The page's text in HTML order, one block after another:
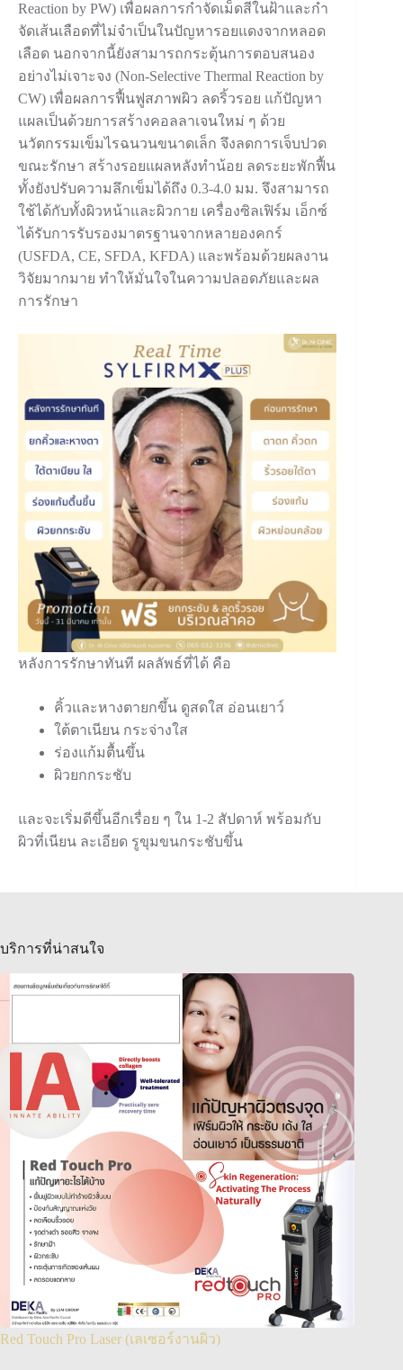
Reaction by PW) เพื่อผลการกําจัดเม็ดสีในฝ้าและกํา
จัดเส้นเลือดที่ไม่จําเป็นในปัญหารอยแดงจากหลอด
เลือด นอกจากนี้ยังสามารถกระตุ้นการตอบสนอง
อย่างไม่เจาะจง (Non-Selective Thermal Reaction by
CW) เพื่อผลการฟื้นฟูสภาพผิว ลดริ้วรอย แก้ปัญหา
แผลเป็นด้วยการสร้างคอลลาเจนใหม่ ๆ ด้วย
นวัตกรรมเข็มไรฉนวนขนาดเล็ก จึงลดการเจ็บปวด
ขณะรักษา สร้างรอยแผลหลังทําน้อย ลดระยะพักฟื้น
ทั้งยังปรับความลึกเข็มได้ถึง 0.3-4.0 มม. จึงสามารถ
ใช้ได้กับทั้งผิวหน้าและผิวกาย เครื่องซิลเฟิร์ม เอ็กซ์
ได้รับการรับรองมาตรฐานจากหลายองคกร์
(USFDA, CE, SFDA, KFDA) และพร้อมด้วยผลงาน
วิจัยมากมาย ทําให้มั่นใจในความปลอดภัยและผล
การรักษา
หลังการรักษาทันที ผลลัพธ์ที่ได้ คือ
คิ้วและหางตายกขึ้น ดูสดใส อ่อนเยาว์
ใต้ตาเนียน กระจ่างใส
ร่องแก้มตื้นขึ้น
ผิวยกกระชับ
และจะเริ่มดีขึ้นอีกเรื่อย ๆ ใน 1-2 สัปดาห์ พร้อมกับ
ผิวที่เนียน ละเอียด รูขุมขนกระชับขึ้น
บริการที่น่าสนใจ
Red Touch Pro Laser (เลเซอร์งานผิว)